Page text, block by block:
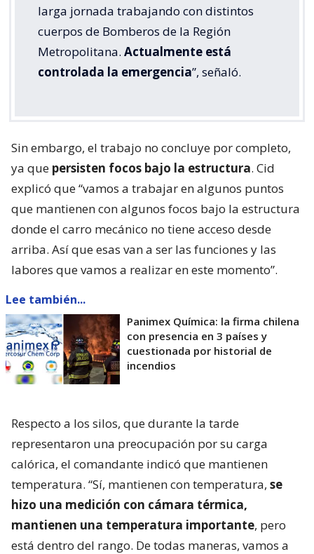
larga jornada trabajando con distintos
cuerpos de Bomberos de la Región
Metropolitana. Actualmente está
controlada la emergencia”, señaló.
Sin embargo, el trabajo no concluye por completo,
ya que persisten focos bajo la estructura. Cid
explicó que “vamos a trabajar en algunos puntos
que mantienen con algunos focos bajo la estructura
donde el carro mecánico no tiene acceso desde
arriba. Así que esas van a ser las funciones y las
labores que vamos a realizar en este momento”.
Lee también...
Panimex Química: la firma chilena
con presencia en 3 países y
cuestionada por historial de
incendios
Respecto a los silos, que durante la tarde
representaron una preocupación por su carga
calórica, el comandante indicó que mantienen
temperatura. “Sí, mantienen con temperatura, se
hizo una medición con cámara térmica,
mantienen una temperatura importante, pero
está dentro del rango. De todas maneras, vamos a